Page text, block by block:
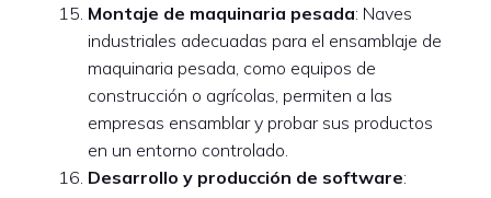
Montaje de maquinaria pesada: Naves
industriales adecuadas para el ensamblaje de
maquinaria pesada, como equipos de
construcción o agrícolas, permiten a las
empresas ensamblar y probar sus productos
en un entorno controlado.
Desarrollo y producción de software: